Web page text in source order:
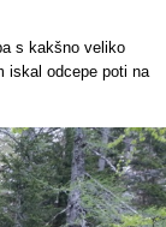
s kakšno veliko
iskal odcepe poti na